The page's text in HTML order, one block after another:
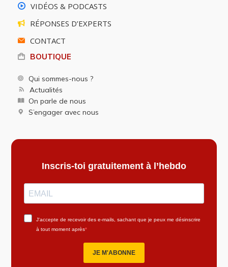
VIDÉOS & PODCASTS
RÉPONSES D’EXPERTS
CONTACT
BOUTIQUE
Qui sommes-nous ?
Actualités
On parle de nous
S’engager avec nous